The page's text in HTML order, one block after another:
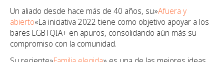
Un aliado desde hace más de 40 años, su»Afuera y
abierto«La iniciativa 2022 tiene como objetivo apoyar a los
bares LGBTQIA+ en apuros, consolidando aún más su
compromiso con la comunidad.